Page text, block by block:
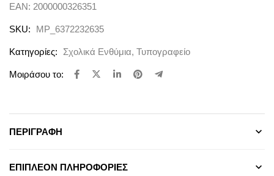
EAN: 2000000326351
SKU: MP_6372232635
Κατηγορίες: Σχολικά Ενθύμια, Τυπογραφείο
Μοιράσου το:
ΠΕΡΙΓΡΑΦΉ
ΕΠΙΠΛΈΟΝ ΠΛΗΡΟΦΟΡΊΕΣ